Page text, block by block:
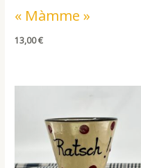
« Màmme »
13,00€